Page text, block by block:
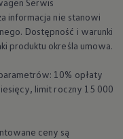
informacja nie stanowi
Dostępność i warunki
produktu określa umowa.
10% opłaty
limit roczny 15 000
ceny są